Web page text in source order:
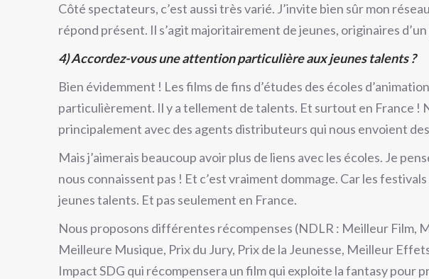
Côté spectateurs, c’est aussi très varié. J’invite bien sûr mon
répond présent. Il s’agit majoritairement de jeunes, originaires
4) Accordez-vous une attention particulière aux jeunes talents ?
Bien évidemment ! Les films de fins d’études des écoles
particulièrement. Il y a tellement de talents. Et surtout en France !
principalement avec des agents distributeurs qui nous envoient
Mais j’aimerais beaucoup avoir plus de liens avec les écoles. Je
nous connaissent pas ! Et c’est vraiment dommage. Car les
jeunes talents. Et pas seulement en France.
Nous proposons différentes récompenses (NDLR : Meilleur Film,
Meilleure Musique, Prix du Jury, Prix de la Jeunesse, Meilleur
Impact SDG qui récompensera un film qui exploite la fantasy